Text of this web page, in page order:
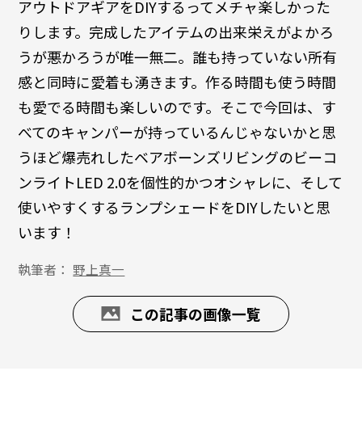
アウトドアギアをDIYするってメチャ楽しかった
りします。完成したアイテムの出来栄えがよかろ
うが悪かろうが唯一無二。誰も持っていない所有
感と同時に愛着も湧きます。作る時間も使う時間
も愛でる時間も楽しいのです。そこで今回は、す
べてのキャンパーが持っているんじゃないかと思
うほど爆売れしたベアボーンズリビングのビーコ
ンライトLED 2.0を個性的かつオシャレに、そして
使いやすくするランプシェードをDIYしたいと思
います！
執筆者：野上真一
この記事の画像一覧